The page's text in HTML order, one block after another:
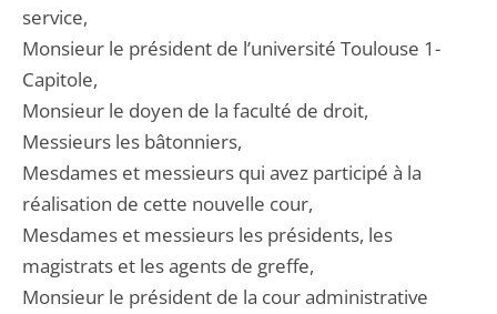
service,
Monsieur le président de l’université Toulouse 1-
Capitole,
Monsieur le doyen de la faculté de droit,
Messieurs les bâtonniers,
Mesdames et messieurs qui avez participé à la
réalisation de cette nouvelle cour,
Mesdames et messieurs les présidents, les
magistrats et les agents de greffe,
Monsieur le président de la cour administrative